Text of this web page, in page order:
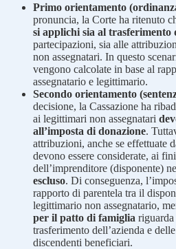
Primo orientamento
pronuncia, la Corte ha ritenuto
si applichi sia al trasferimento
partecipazioni, sia alle
non assegnatari. In questo
vengono calcolate in base al
assegnatario e legittimario.
Secondo orientamento
decisione, la Cassazione ha
ai legittimari non assegnatari
all’imposta di donazione.
attribuzioni, anche se effettuate
devono essere considerate, ai
dell’imprenditore (disponente)
escluso. Di conseguenza,
rapporto di parentela tra il
legittimario non assegnatario,
per il patto di famiglia
trasferimento dell’azienda e
discendenti beneficiari.